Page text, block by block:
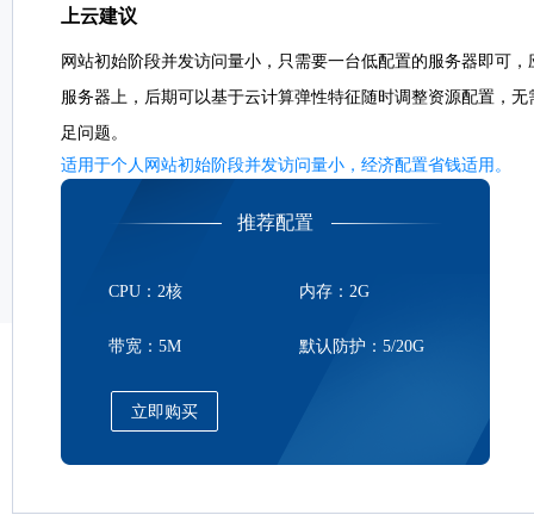
上云建议
网站初始阶段并发访问量小，只需要一台低配置的服务器即可
服务器上，后期可以基于云计算弹性特征随时调整资源配置，
足问题。
适用于个人网站初始阶段并发访问量小，经济配置省钱适用。
推荐配置
CPU：2核 内存：2G
带宽：5M 默认防护：5/20G
立即购买